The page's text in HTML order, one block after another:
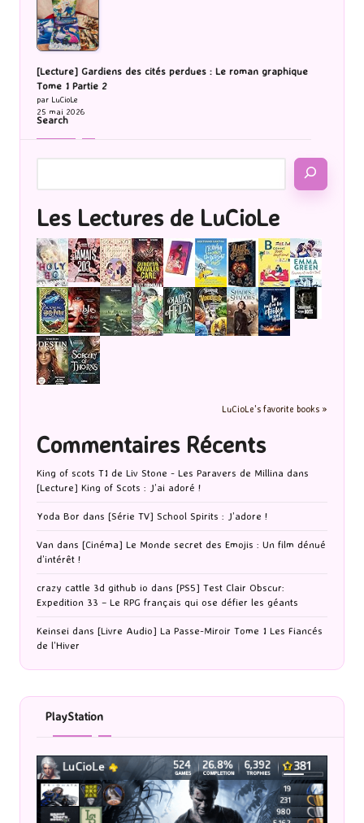
[Lecture] Gardiens des cités perdues : Le roman graphique
Tome 1 Partie 2
par LuCioLe
25 mai 2026
Search
Les Lectures de LuCioLe
LuCioLe's favorite books »
Commentaires Récents
King of scots T1 de Liv Stone - Les Paravers de Millina dans
[Lecture] King of Scots : J’ai adoré !
Yoda Bor dans [Série TV] School Spirits : J’adore !
Van dans [Cinéma] Le Monde secret des Emojis : Un film dénué
d’intérêt !
crazy cattle 3d github io dans [PS5] Test Clair Obscur:
Expedition 33 – Le RPG français qui ose défier les géants
Keinsei dans [Livre Audio] La Passe-Miroir Tome 1 Les Fiancés
de l’Hiver
PlayStation